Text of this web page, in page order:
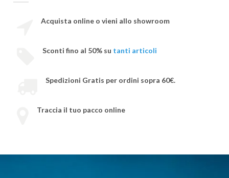
Acquista online o vieni allo showroom
Sconti fino al 50% su tanti articoli
Spedizioni Gratis per ordini sopra 60€.
Traccia il tuo pacco online